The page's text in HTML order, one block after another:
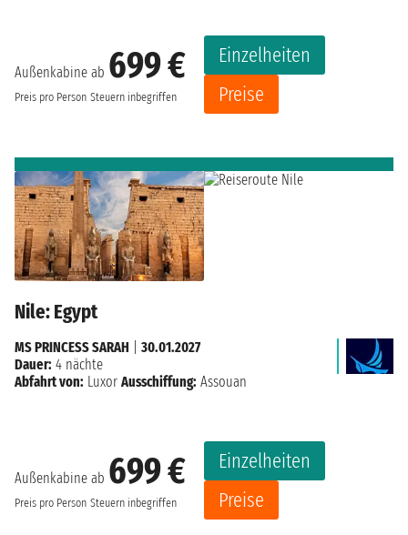
Außenkabine ab 699 €
Preis pro Person Steuern inbegriffen
Einzelheiten
Preise
Nile: Egypt
Außenkabine ab 699 €
Preis pro Person Steuern inbegriffen
Einzelheiten
Preise
MS PRINCESS SARAH
30.01.2027
Dauer: 4 nächte
Abfahrt von: Luxor Ausschiffung: Assouan